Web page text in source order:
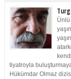
Ünlü
tiyatroyla
Hükümdar Olmaz